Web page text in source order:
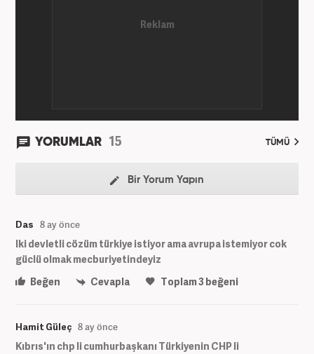
Haber7.com’da “Gündem Editörü” olarak devam
YORUMLAR 15 TÜMÜ
Bir Yorum Yapın
Das 8 ay önce
Iki devletli cözüm türkiye istiyor ama avrupa istemiyor cok
güclü olmak mecburiyetindeyiz
Beğen
Cevapla Toplam3beğeni
Hamit Güleç 8 ay önce
Kıbrıs'ın chp li cumhurbaşkanı Türkiyenin CHP li